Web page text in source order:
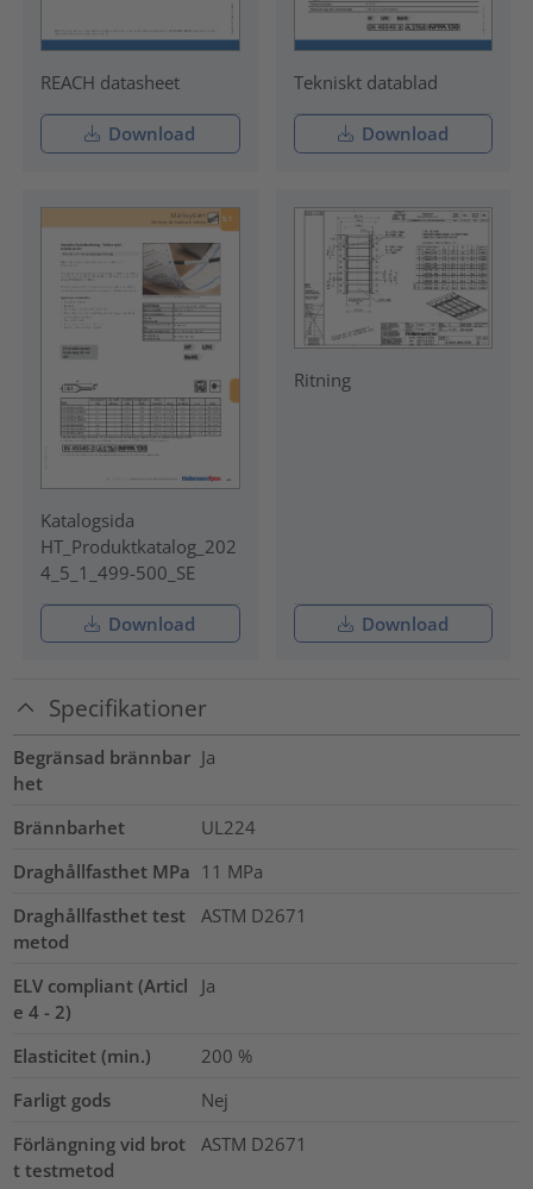
REACH datasheet
Download
Tekniskt datablad
Download
Katalogsida
HT_Produktkatalog_202
4_5_1_499-500_SE
Download
Ritning
Download
Specifikationer
Begränsad brännbar
het
Ja
Brännbarhet
UL224
Draghållfasthet MPa 11 MPa
Draghållfasthet test
metod
ASTM D2671
ELV compliant (Articl
e 4 - 2)
Ja
Elasticitet (min.) 200 %
Farligt gods
Nej
Förlängning vid brot
t testmetod
ASTM D2671